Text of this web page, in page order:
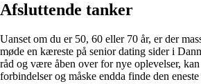
Afsluttende tanker
Uanset om du er 50, 60 eller 70 år, er der
møde en kæreste på senior dating sider i
råd og være åben over for nye oplevelser,
forbindelser og måske endda finde den